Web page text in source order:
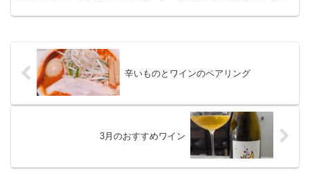
辛いものとワインのペアリング
3月のおすすめワイン